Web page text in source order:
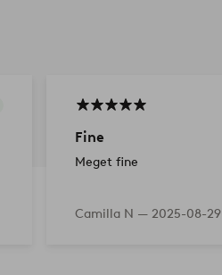
Fine
Meget fine
Camilla N — 2025-08-29